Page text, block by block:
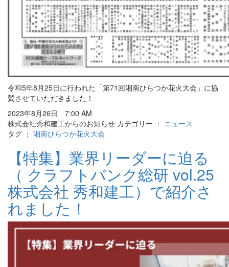
令和5年8月25日に行われた「第71回湘南ひらつか花火大会」に協
賛させていただきました！
2023年8月26日 7:00 AM
株式会社秀和建工からのお知らせ カテゴリー ： ニュース
タグ ： 湘南ひらつか花火大会
【特集】業界リーダーに迫る
（ クラフトバンク総研 vol.25
株式会社 秀和建工）で紹介さ
れました！